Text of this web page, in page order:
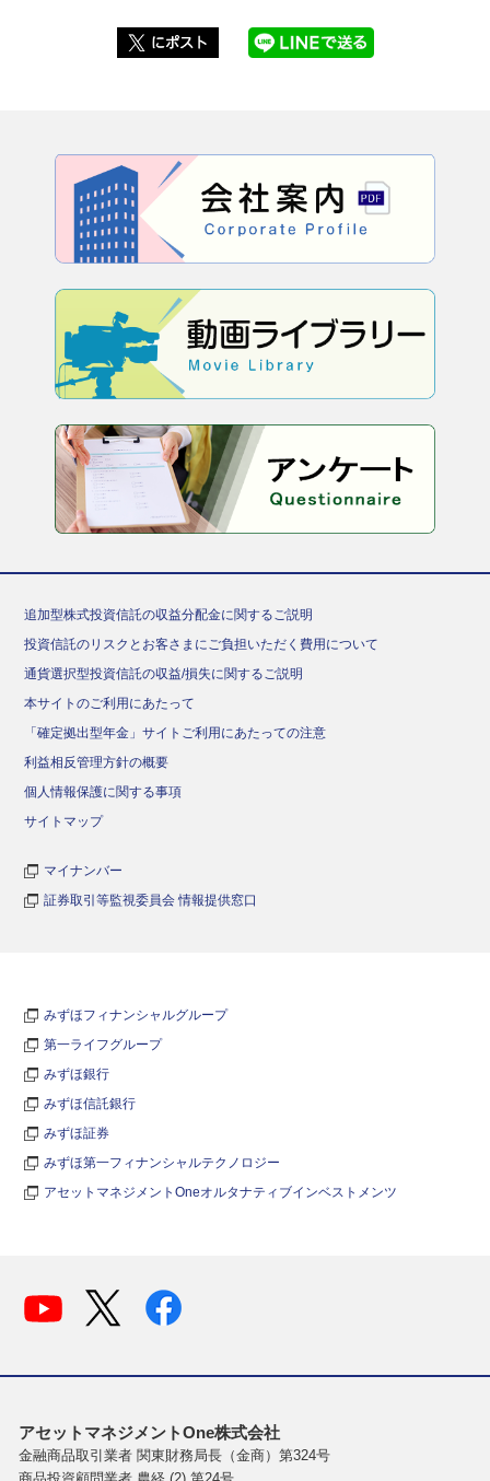
追加型株式投資信託の収益分配金に関するご説明
投資信託のリスクとお客さまにご負担いただく費用について
通貨選択型投資信託の収益/損失に関するご説明
本サイトのご利用にあたって
「確定拠出型年金」サイトご利用にあたっての注意
利益相反管理方針の概要
個人情報保護に関する事項
サイトマップ
マイナンバー
証券取引等監視委員会 情報提供窓口
みずほフィナンシャルグループ
第一ライフグループ
みずほ銀行
みずほ信託銀行
みずほ証券
みずほ第一フィナンシャルテクノロジー
アセットマネジメントOneオルタナティブインベストメンツ
アセットマネジメントOne株式会社
金融商品取引業者 関東財務局長（金商）第324号